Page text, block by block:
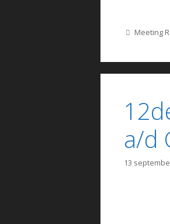
Meeting
a/d
13